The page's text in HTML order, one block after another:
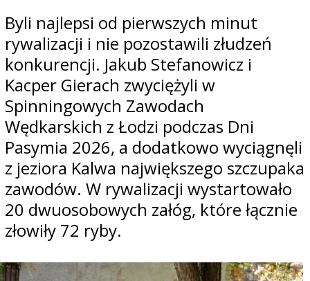
Byli najlepsi od pierwszych minut
rywalizacji i nie pozostawili złudzeń
konkurencji. Jakub Stefanowicz i
Kacper Gierach zwyciężyli w
Spinningowych Zawodach
Wędkarskich z Łodzi podczas Dni
Pasymia 2026, a dodatkowo wyciągnęli
z jeziora Kalwa największego szczupaka
zawodów. W rywalizacji wystartowało
20 dwuosobowych załóg, które łącznie
złowiły 72 ryby.